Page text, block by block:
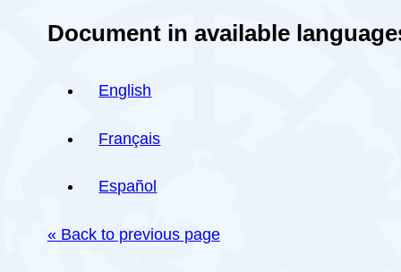
Document in available
English
Français
Español
« Back to previous page